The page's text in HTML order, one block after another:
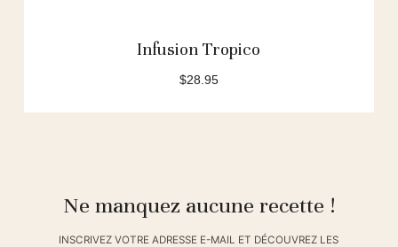
Infusion Tropico
$28.95
Ne manquez aucune recette !
INSCRIVEZ VOTRE ADRESSE E-MAIL ET DÉCOUVREZ LES